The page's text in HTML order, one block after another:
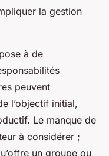
la gestion
à de
peuvent
l’objectif initial,
Le manque de
à considérer ;
un groupe ou